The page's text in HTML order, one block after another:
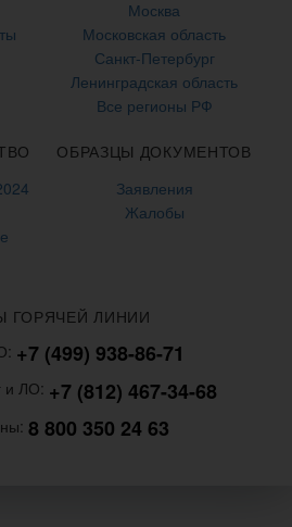
Москва
Московская область
Санкт-Петербург
Ленинградская область
Все регионы РФ
ОБРАЗЦЫ ДОКУМЕНТОВ
Заявления
Жалобы
ГОРЯЧЕЙ ЛИНИИ
+7 (499) 938-86-71
и ЛО: +7 (812) 467-34-68
8 800 350 24 63